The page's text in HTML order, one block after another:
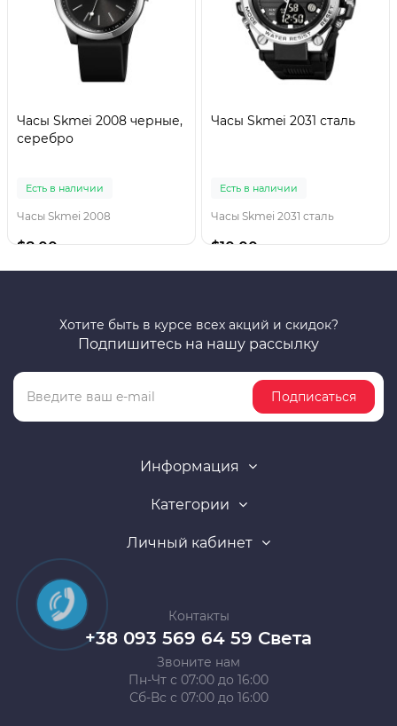
Часы Skmei 2008 черные,
серебро
Есть в наличии
Часы Skmei 2008
$8.00
Часы Skmei 2031 сталь
Есть в наличии
Часы Skmei 2031 сталь
$10.00
Хотите быть в курсе всех акций и скидок?
Подпишитесь на нашу рассылку
Подписаться
Информация
Категории
Личный кабинет
Контакты
+38 093 569 64 59 Света
Звоните нам
Пн-Чт с 07:00 до 16:00
Сб-Вс с 07:00 до 16:00